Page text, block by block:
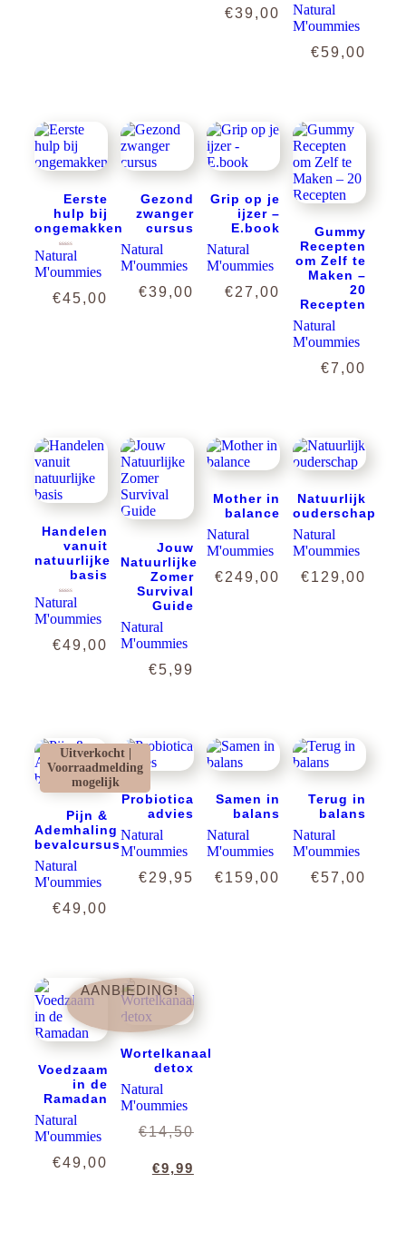
€39,00
Natural
M'oummies
€59,00
Eerste
hulp bij
ongemakken
Gewaardeerd
5.00
uit 5
Natural
M'oummies
€45,00
Gezond
zwanger
cursus
Natural
M'oummies
€39,00
Grip op je
ijzer –
E.book
Natural
M'oummies
€27,00
Gummy
Recepten
om Zelf te
Maken –
20
Recepten
Natural
M'oummies
€7,00
Handelen
vanuit
natuurlijke
basis
Gewaardeerd
5.00
uit 5
Natural
M'oummies
€49,00
Jouw
Natuurlijke
Zomer
Survival
Guide
Natural
M'oummies
€5,99
Mother in
balance
Natural
M'oummies
€249,00
Natuurlijk
ouderschap
Natural
M'oummies
€129,00
Uitverkocht |
Voorraadmelding
mogelijk
Pijn &
Ademhaling
bevalcursus
Natural
M'oummies
€49,00
Probiotica
advies
Natural
M'oummies
€29,95
Samen in
balans
Natural
M'oummies
€159,00
Terug in
balans
Natural
M'oummies
€57,00
Voedzaam
in de
Ramadan
Natural
M'oummies
€49,00
AANBIEDING!
Wortelkanaal
detox
Natural
M'oummies
€14,50Oorspronkelijke
€9,99